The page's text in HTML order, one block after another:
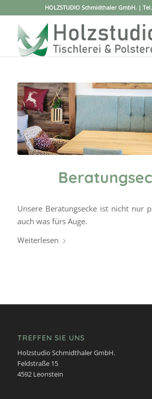
HOLZSTUDIO Schmidthaler GmbH. |
Unsere Beratungsecke ist nicht nur
auch was fürs Auge.
Weiterlesen
TREFFEN SIE UNS
Holzstudio Schmidthaler GmbH.
Feldstraße 15
4592 Leonstein